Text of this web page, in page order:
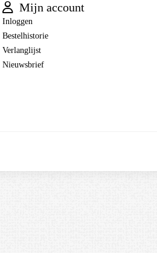
Mijn account
Inloggen
Bestelhistorie
Verlanglijst
Nieuwsbrief